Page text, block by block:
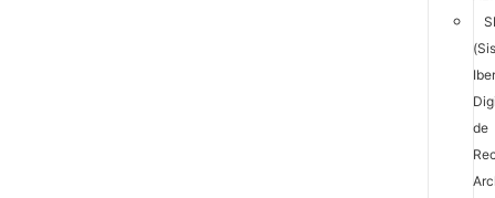
de